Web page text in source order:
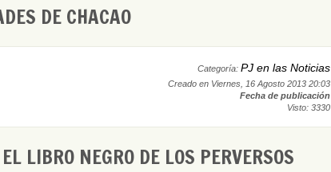
DE CHACAO
Categoría: PJ en las Noticias
Creado en Viernes, 16 Agosto 2013 20:03
Fecha de publicación
Visto: 3330
LIBRO NEGRO DE LOS PERVERSOS